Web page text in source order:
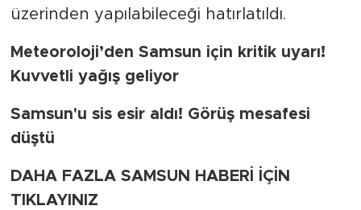
üzerinden yapılabileceği hatırlatıldı.
Meteoroloji’den Samsun için kritik uyarı!
Kuvvetli yağış geliyor
Samsun'u sis esir aldı! Görüş mesafesi
düştü
DAHA FAZLA SAMSUN HABERİ İÇİN
TIKLAYINIZ